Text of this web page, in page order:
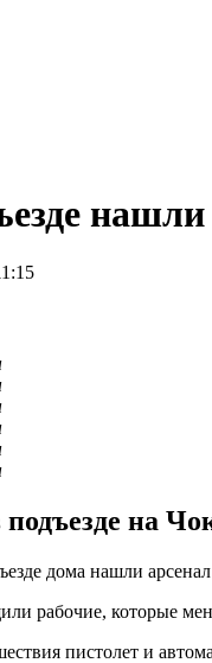
на
дома нашли
рабочие, которые
пистолет и